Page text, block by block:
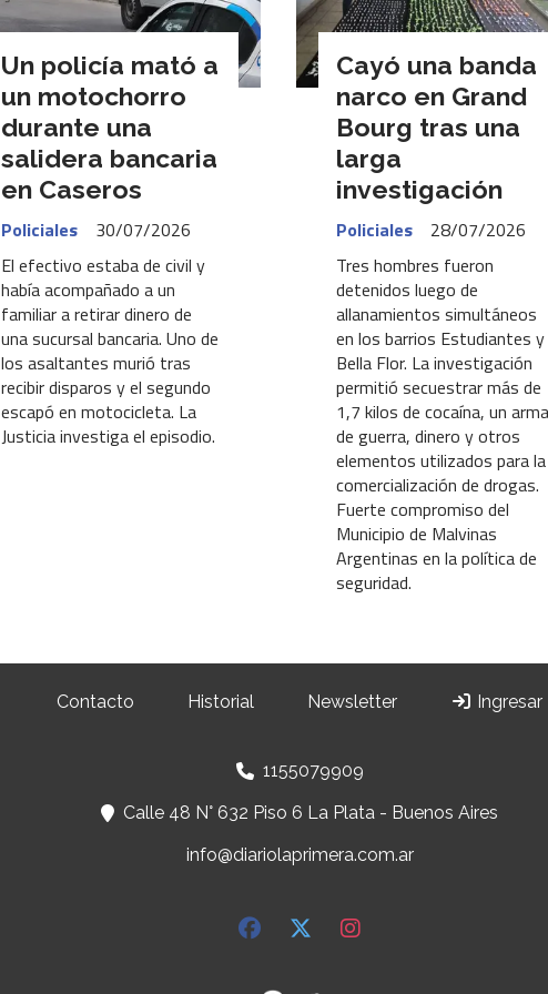
Un policía mató a
un motochorro
durante una
salidera bancaria
en Caseros
Policiales
30/07/2026
El efectivo estaba de civil y
había acompañado a un
familiar a retirar dinero de
una sucursal bancaria. Uno de
los asaltantes murió tras
recibir disparos y el segundo
escapó en motocicleta. La
Justicia investiga el episodio.
Cayó una banda
narco en Grand
Bourg tras una
larga
investigación
Policiales
28/07/2026
Tres hombres fueron
detenidos luego de
allanamientos simultáneos
en los barrios Estudiantes y
Bella Flor. La investigación
permitió secuestrar más de
1,7 kilos de cocaína, un arma
de guerra, dinero y otros
elementos utilizados para la
comercialización de drogas.
Fuerte compromiso del
Municipio de Malvinas
Argentinas en la política de
seguridad.
Contacto Historial Newsletter Ingresar
1155079909
Calle 48 N° 632 Piso 6 La Plata - Buenos Aires
info@diariolaprimera.com.ar